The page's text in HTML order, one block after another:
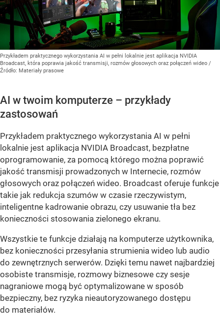
Przykładem praktycznego wykorzystania AI w pełni lokalnie jest aplikacja NVIDIA
Broadcast, która poprawia jakość transmisji, rozmów głosowych oraz połączeń wideo /
Źródło: Materiały prasowe
AI w twoim komputerze – przykłady
zastosowań
Przykładem praktycznego wykorzystania AI w pełni
lokalnie jest aplikacja NVIDIA Broadcast, bezpłatne
oprogramowanie, za pomocą którego można poprawić
jakość transmisji prowadzonych w Internecie, rozmów
głosowych oraz połączeń wideo. Broadcast oferuje funkcje
takie jak redukcja szumów w czasie rzeczywistym,
inteligentne kadrowanie obrazu, czy usuwanie tła bez
konieczności stosowania zielonego ekranu.
Wszystkie te funkcje działają na komputerze użytkownika,
bez konieczności przesyłania strumienia wideo lub audio
do zewnętrznych serwerów. Dzięki temu nawet najbardziej
osobiste transmisje, rozmowy biznesowe czy sesje
nagraniowe mogą być optymalizowane w sposób
bezpieczny, bez ryzyka nieautoryzowanego dostępu
do materiałów.